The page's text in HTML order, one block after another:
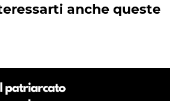
anche queste